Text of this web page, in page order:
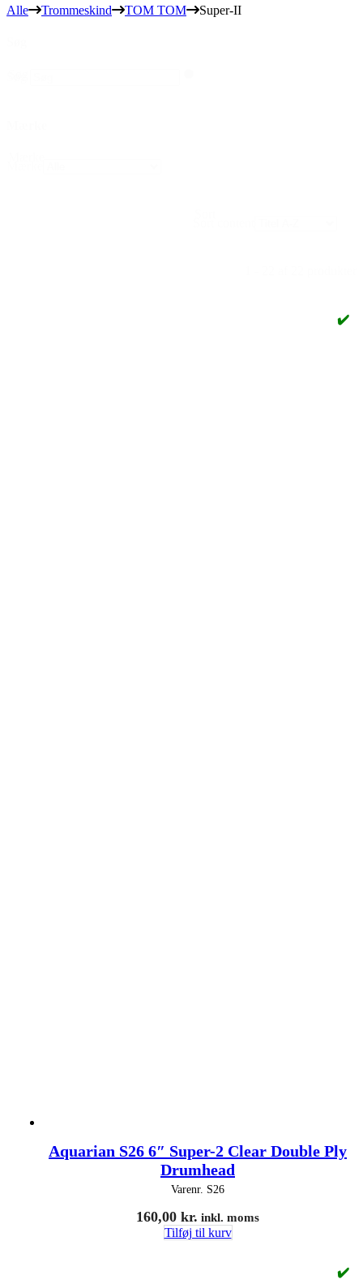
Alle Trommeskind TOM TOM Super-II
✔️
Aquarian S26 6″ Super-2 Clear Double Ply
Drumhead
Varenr. S26
160,00 kr. inkl. moms
Tilføj til kurv
✔️